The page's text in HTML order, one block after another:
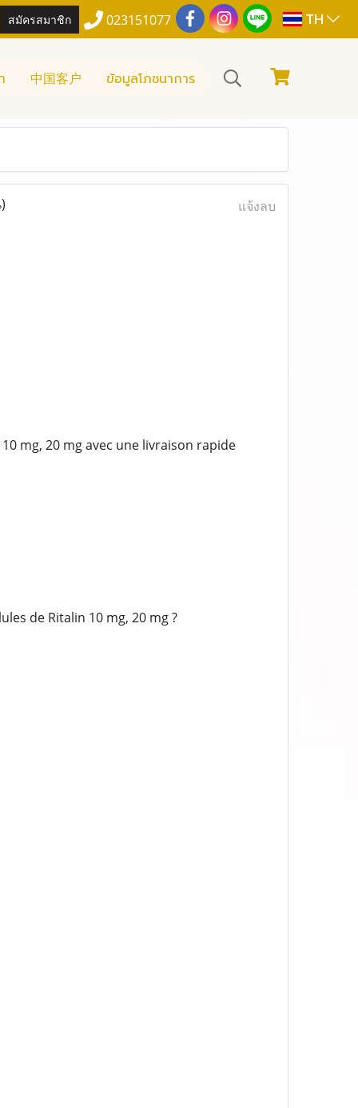
สมัครสมาชิก 023151077 TH
中国客户 ข้อมูลโภชนาการ
แจ้งลบ
mg, 20 mg avec une livraison rapide
de Ritalin 10 mg, 20 mg ?